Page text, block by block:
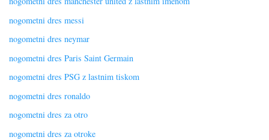
nogometni dres messi
nogometni dres neymar
nogometni dres Paris Saint Germain
nogometni dres PSG z lastnim tiskom
nogometni dres ronaldo
nogometni dres za otro
nogometni dres za otroke